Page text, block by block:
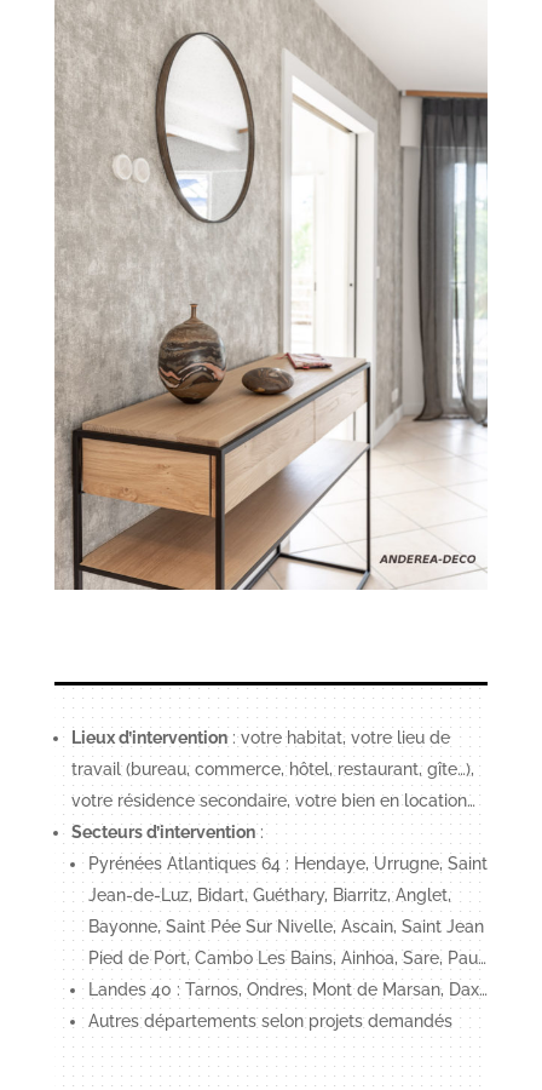
Lieux d’intervention: votre habitat, votre lieu de
travail (bureau, commerce, hôtel, restaurant, gîte…),
votre résidence secondaire, votre bien en location…
Secteurs d’intervention:
Pyrénées Atlantiques 64 : Hendaye, Urrugne, Saint
Jean-de-Luz, Bidart, Guéthary, Biarritz, Anglet,
Bayonne, Saint Pée Sur Nivelle, Ascain, Saint Jean
Pied de Port, Cambo Les Bains, Ainhoa, Sare, Pau…
Landes 40 : Tarnos, Ondres, Mont de Marsan, Dax…
Autres départements selon projets demandés